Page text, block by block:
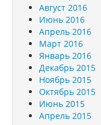
Август 2016
Июнь 2016
Апрель 2016
Март 2016
Январь 2016
Декабрь 2015
Ноябрь 2015
Октябрь 2015
Июнь 2015
Апрель 2015